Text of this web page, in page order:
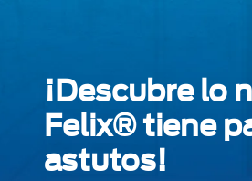
¡Descubre lo
Felix® tiene
astutos!